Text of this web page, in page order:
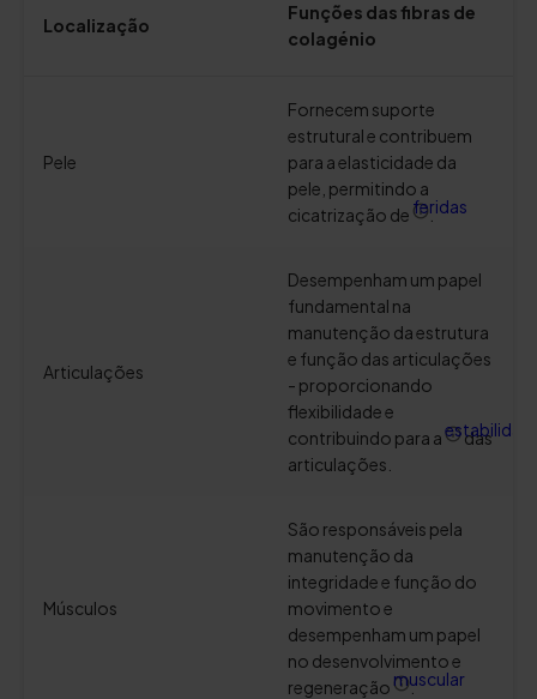
Localização
Funções das fibras de
colagénio
Pele
Fornecem suporte
estrutural e contribuem
para a elasticidade da
pele, permitindo a
cicatrização de feridas
.
Articulações
Desempenham um papel
fundamental na
manutenção da estrutura
e função das articulações
- proporcionando
flexibilidade e
contribuindo para a
das
articulações.
Músculos
São responsáveis pela
manutenção da
integridade e função do
movimento e
desempenham um papel
no desenvolvimento e
regeneração muscular
.